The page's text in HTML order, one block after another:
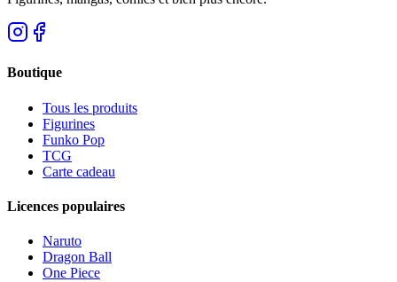
Boutique
Tous les produits
Figurines
Funko Pop
TCG
Carte cadeau
Licences populaires
Naruto
Dragon Ball
One Piece